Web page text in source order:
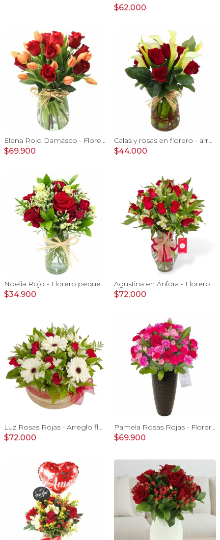
$62.000
Elena Rojo Damasco - Florero con rosas rojo y tulipanes damasco
$69.900
Calas y rosas en florero - arreglo calas y rosas rojo
$44.000
Noelia Rojo - Florero pequeño con Rosas, mini rosas, mini claveles y limonium
$34.900
Agustina en Ánfora - Florero con 18 rosas rojo y astromelias
$72.000
Luz Rosas Rojas - Arreglo floral en canasto circular con gerberas blancas, rosas rojas y astromelias blancas
$72.000
Pamela Rosas Rojas - Florero negro mediano con rosas rojas y mini claveles rosados y fucsias
$69.900